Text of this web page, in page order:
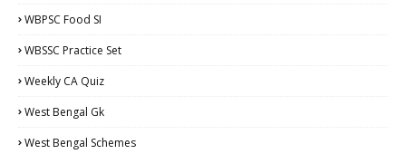
WBPSC Food SI
WBSSC Practice Set
Weekly CA Quiz
West Bengal Gk
West Bengal Schemes